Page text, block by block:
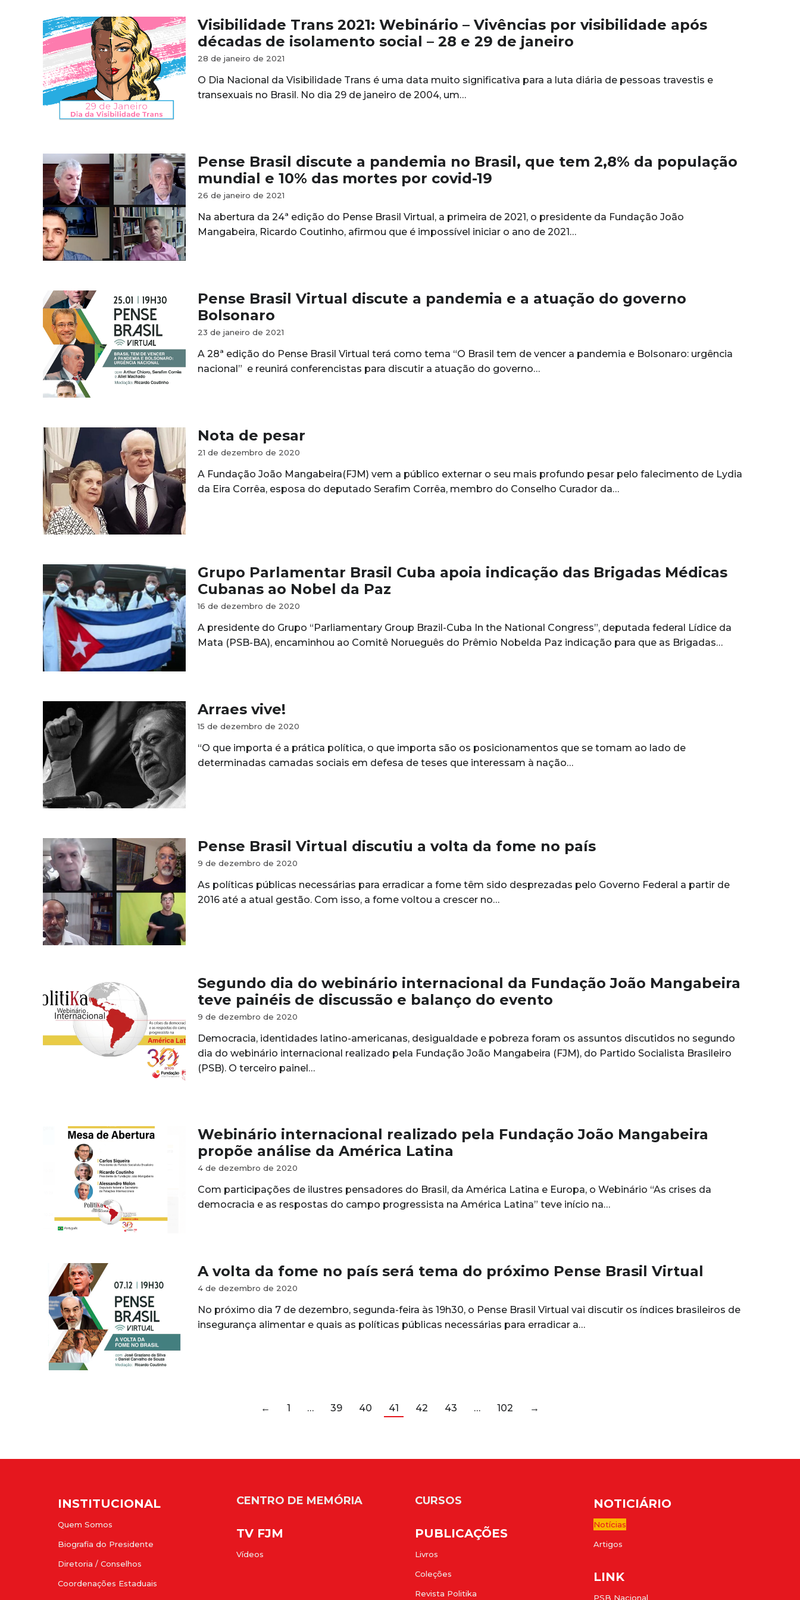
Visibilidade Trans 2021: Webinário – Vivências por visibilidade após
décadas de isolamento social – 28 e 29 de janeiro
28 de janeiro de 2021
O Dia Nacional da Visibilidade Trans é uma data muito significativa para a luta diária de pessoas travestis e
transexuais no Brasil. No dia 29 de janeiro de 2004, um…
Pense Brasil discute a pandemia no Brasil, que tem 2,8% da população
mundial e 10% das mortes por covid-19
26 de janeiro de 2021
Na abertura da 24ª edição do Pense Brasil Virtual, a primeira de 2021, o presidente da Fundação João
Mangabeira, Ricardo Coutinho, afirmou que é impossível iniciar o ano de 2021…
Pense Brasil Virtual discute a pandemia e a atuação do governo
Bolsonaro
23 de janeiro de 2021
A 28ª edição do Pense Brasil Virtual terá como tema “O Brasil tem de vencer a pandemia e Bolsonaro: urgência
nacional” e reunirá conferencistas para discutir a atuação do governo…
Nota de pesar
21 de dezembro de 2020
A Fundação João Mangabeira(FJM) vem a público externar o seu mais profundo pesar pelo falecimento de Lydia
da Eira Corrêa, esposa do deputado Serafim Corrêa, membro do Conselho Curador da…
Grupo Parlamentar Brasil Cuba apoia indicação das Brigadas Médicas
Cubanas ao Nobel da Paz
16 de dezembro de 2020
A presidente do Grupo “Parliamentary Group Brazil-Cuba In the National Congress”, deputada federal Lídice da
Mata (PSB-BA), encaminhou ao Comitê Norueguês do Prêmio Nobelda Paz indicação para que as Brigadas…
Arraes vive!
15 de dezembro de 2020
“O que importa é a prática política, o que importa são os posicionamentos que se tomam ao lado de
determinadas camadas sociais em defesa de teses que interessam à nação…
Pense Brasil Virtual discutiu a volta da fome no país
9 de dezembro de 2020
As políticas públicas necessárias para erradicar a fome têm sido desprezadas pelo Governo Federal a partir de
2016 até a atual gestão. Com isso, a fome voltou a crescer no…
Segundo dia do webinário internacional da Fundação João Mangabeira
teve painéis de discussão e balanço do evento
9 de dezembro de 2020
Democracia, identidades latino-americanas, desigualdade e pobreza foram os assuntos discutidos no segundo
dia do webinário internacional realizado pela Fundação João Mangabeira (FJM), do Partido Socialista Brasileiro
(PSB). O terceiro painel…
Webinário internacional realizado pela Fundação João Mangabeira
propõe análise da América Latina
4 de dezembro de 2020
Com participações de ilustres pensadores do Brasil, da América Latina e Europa, o Webinário “As crises da
democracia e as respostas do campo progressista na América Latina” teve início na…
A volta da fome no país será tema do próximo Pense Brasil Virtual
4 de dezembro de 2020
No próximo dia 7 de dezembro, segunda-feira às 19h30, o Pense Brasil Virtual vai discutir os índices brasileiros de
insegurança alimentar e quais as políticas públicas necessárias para erradicar a…
← 1 … 39 40 41 42 43 … 102 →
INSTITUCIONAL
Quem Somos
Biografia do Presidente
Diretoria / Conselhos
Coordenações Estaduais
CENTRO DE MEMÓRIA
TV FJM
Vídeos
CURSOS
PUBLICAÇÕES
Livros
Coleções
Revista Politika
NOTICIÁRIO
Notícias
Artigos
LINK
PSB Nacional